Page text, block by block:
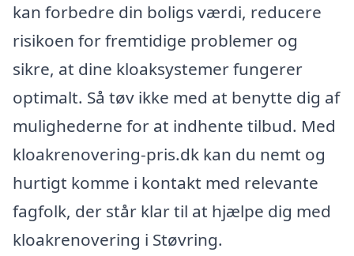
kan forbedre din boligs værdi, reducere
risikoen for fremtidige problemer og
sikre, at dine kloaksystemer fungerer
optimalt. Så tøv ikke med at benytte dig af
mulighederne for at indhente tilbud. Med
kloakrenovering-pris.dk kan du nemt og
hurtigt komme i kontakt med relevante
fagfolk, der står klar til at hjælpe dig med
kloakrenovering i Støvring.